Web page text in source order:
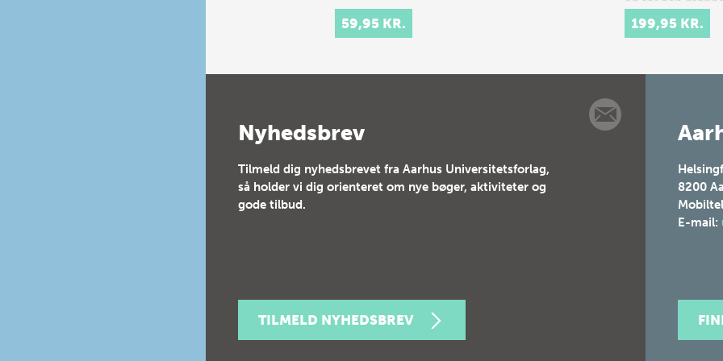
59,95 KR.
dagsorden. I
boghandlen er
en fast del a…
199,95 KR.
Nyhedsbrev
Tilmeld dig nyhedsbrevet fra Aarhus Universitetsforlag,
så holder vi dig orienteret om nye bøger, aktiviteter og
gode tilbud.
TILMELD NYHEDSBREV
8200
E-mail: